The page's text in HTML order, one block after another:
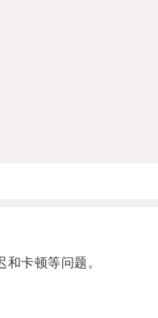
卡顿等问题。